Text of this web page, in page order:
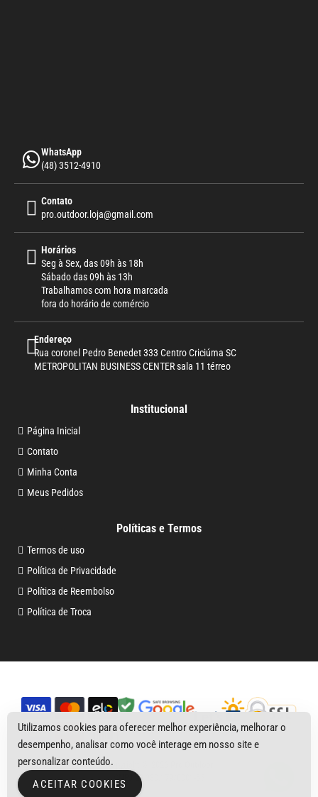
WhatsApp
(48) 3512-4910
Contato
pro.outdoor.loja@gmail.com
Horários
Seg à Sex, das 09h às 18h
Sábado das 09h às 13h
Trabalhamos com hora marcada
fora do horário de comércio
Endereço
Rua coronel Pedro Benedet 333 Centro Criciúma SC
METROPOLITAN BUSINESS CENTER sala 11 térreo
Institucional
Página Inicial
Contato
Minha Conta
Meus Pedidos
Políticas e Termos
Termos de uso
Política de Privacidade
Política de Reembolso
Política de Troca
Copyright © 2026
CNPJ 29.230.179/0001-55
Utilizamos cookies para oferecer melhor experiência, melhorar o
desempenho, analisar como você interage em nosso site e
personalizar conteúdo.
ACEITAR COOKIES